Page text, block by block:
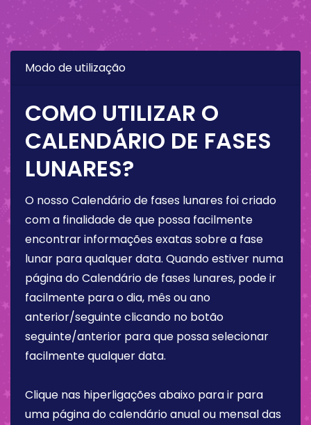
Modo de utilização
COMO UTILIZAR O
CALENDÁRIO DE FASES
LUNARES?
O nosso Calendário de fases lunares foi criado
com a finalidade de que possa facilmente
encontrar informações exatas sobre a fase
lunar para qualquer data. Quando estiver numa
página do Calendário de fases lunares, pode ir
facilmente para o dia, mês ou ano
anterior/seguinte clicando no botão
seguinte/anterior para que possa selecionar
facilmente qualquer data.
Clique nas hiperligações abaixo para ir para
uma página do calendário anual ou mensal das